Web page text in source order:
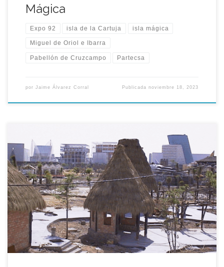
Mágica
Expo 92 isla de la Cartuja isla mágica
Miguel de Oriol e Ibarra
Pabellón de Cruzcampo Partecsa
por Jaime Álvarez Corral Publicadanoviembre 18, 2023
En aquel mes de Julio de 1996 ya se dibujaba sobre lo que fue
el Lago de España en la Expo-92 el perfil del que sería nuevo
Parque Temático (Isla Mágica). Partecsa aterraba desde aquel
día a marchas forzadas este espacio, cuya lámina de agua fue
reducida al 33 por […]